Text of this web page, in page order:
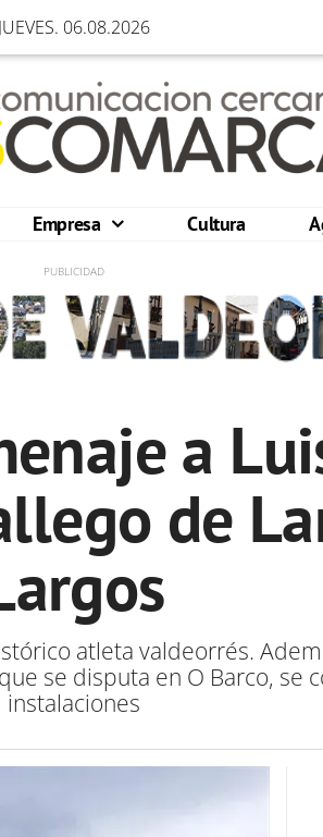
JUEVES. 06.08.2026
Empresa Cultura
a
de
atleta valdeorrés.
se disputa en O Barco, se
instalaciones